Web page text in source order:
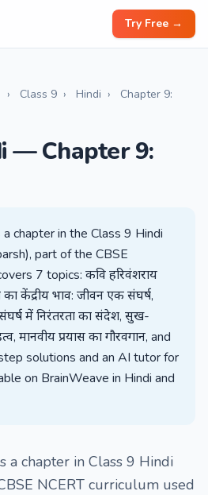
Try Free →
› Class 9 › Hindi ›
Chapter 9:
— Chapter 9:
chapter in the Class 9 Hindi
part of the CBSE
7 topics: कवि हरिवंशराय
केंद्रीय भाव: जीवन एक संघर्ष,
संघर्ष में निरंतरता का संदेश, सुख-
मानवीय प्रयास का गौरवगान, and
solutions and an AI tutor for
on BrainWeave in Hindi and
a chapter in Class 9 Hindi
NCERT curriculum used